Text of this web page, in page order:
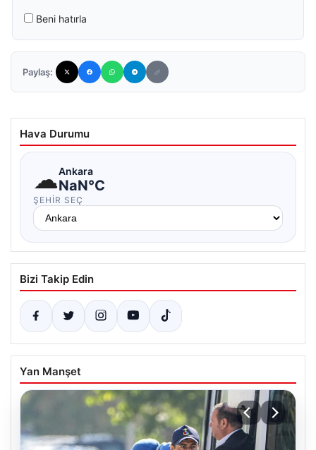
Beni hatırla
Paylaş:
Hava Durumu
☁Ankara
NaN°C
ŞEHIR SEÇ
Bizi Takip Edin
Yan Manşet